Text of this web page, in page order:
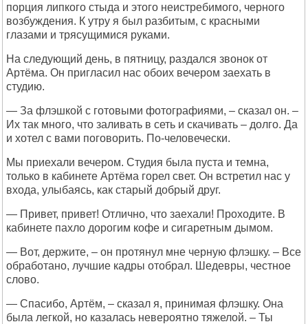
порция липкого стыда и этого неистребимого, черного
возбуждения. К утру я был разбитым, с красными
глазами и трясущимися руками.
На следующий день, в пятницу, раздался звонок от
Артёма. Он пригласил нас обоих вечером заехать в
студию.
— За флэшкой с готовыми фотографиями, – сказал он. –
Их так много, что заливать в сеть и скачивать – долго. Да
и хотел с вами поговорить. По-человечески.
Мы приехали вечером. Студия была пуста и темна,
только в кабинете Артёма горел свет. Он встретил нас у
входа, улыбаясь, как старый добрый друг.
— Привет, привет! Отлично, что заехали! Проходите. В
кабинете пахло дорогим кофе и сигаретным дымом.
— Вот, держите, – он протянул мне черную флэшку. – Все
обработано, лучшие кадры отобрал. Шедевры, честное
слово.
— Спасибо, Артём, – сказал я, принимая флэшку. Она
была легкой, но казалась невероятно тяжелой. – Ты